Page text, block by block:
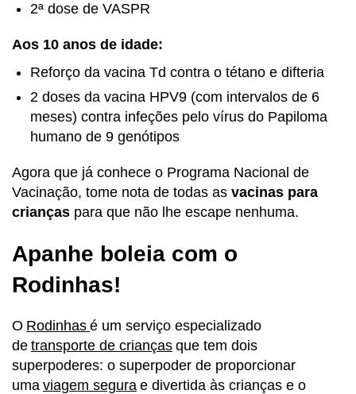
2ª dose de VASPR
Aos 10 anos de idade:
Reforço da vacina Td contra o tétano e difteria
2 doses da vacina HPV9 (com intervalos de 6
meses) contra infeções pelo vírus do Papiloma
humano de 9 genótipos
Agora que já conhece o Programa Nacional de
Vacinação, tome nota de todas as vacinas para
crianças para que não lhe escape nenhuma.
Apanhe boleia com o
Rodinhas!
O Rodinhas é um serviço especializado
de transporte de crianças que tem dois
superpoderes: o superpoder de proporcionar
uma viagem segura e divertida às crianças e o